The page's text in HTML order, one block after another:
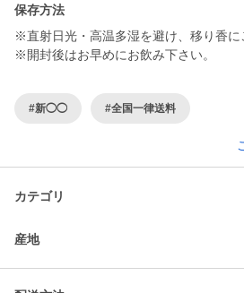
保存方法
※直射日光・高温多湿を避け、移り香に
※開封後はお早めにお飲み下さい。
#新◯◯ #全国一律送料
カテゴリ
産地